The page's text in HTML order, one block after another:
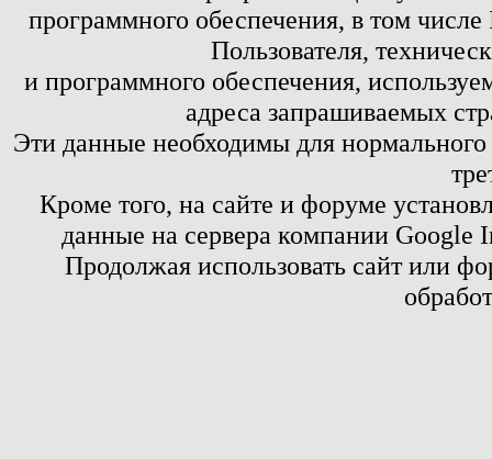
программного обеспечения, в том
Пользователя,
и программного обеспечения,
адреса запрашиваемых
Эти данные необходимы для
Кроме того, на сайте и форуме
данные на сервера компании
Продолжая использовать сайт или